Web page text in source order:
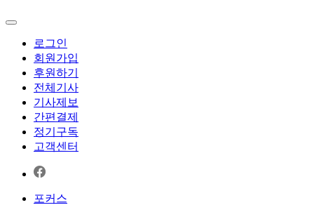
로그인
회원가입
후원하기
전체기사
기사제보
간편결제
정기구독
고객센터
포커스